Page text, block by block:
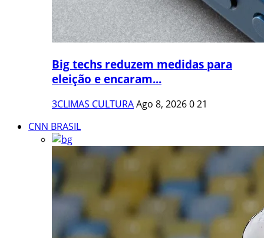
Big techs reduzem medidas para
eleição e encaram...
3CLIMAS CULTURAAgo 8, 2026021
CNN BRASIL